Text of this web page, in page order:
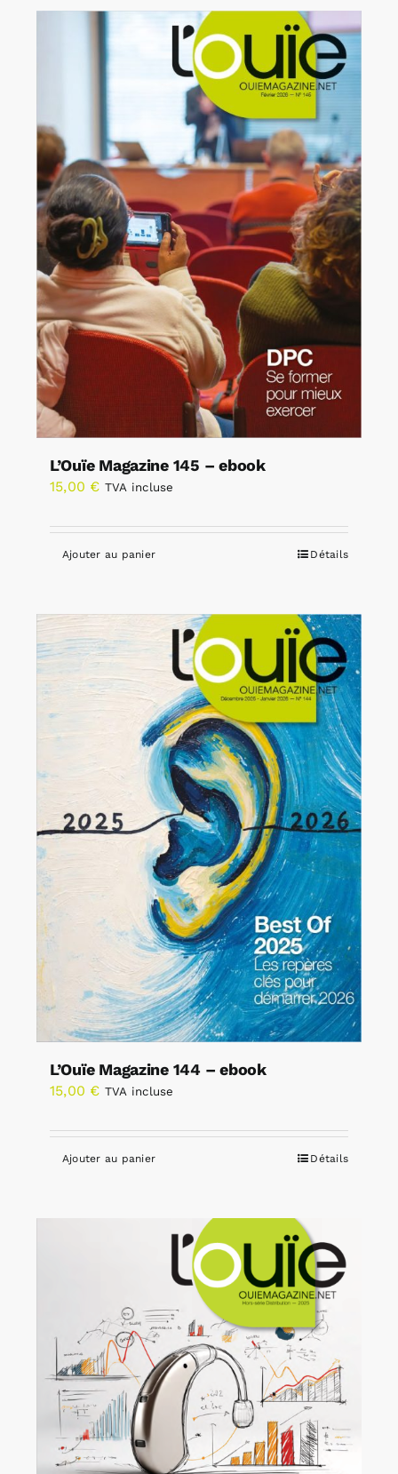
L’Ouïe Magazine 145 – ebook
15,00 € TVA incluse
Ajouter au panier Détails
L’Ouïe Magazine 144 – ebook
15,00 € TVA incluse
Ajouter au panier Détails